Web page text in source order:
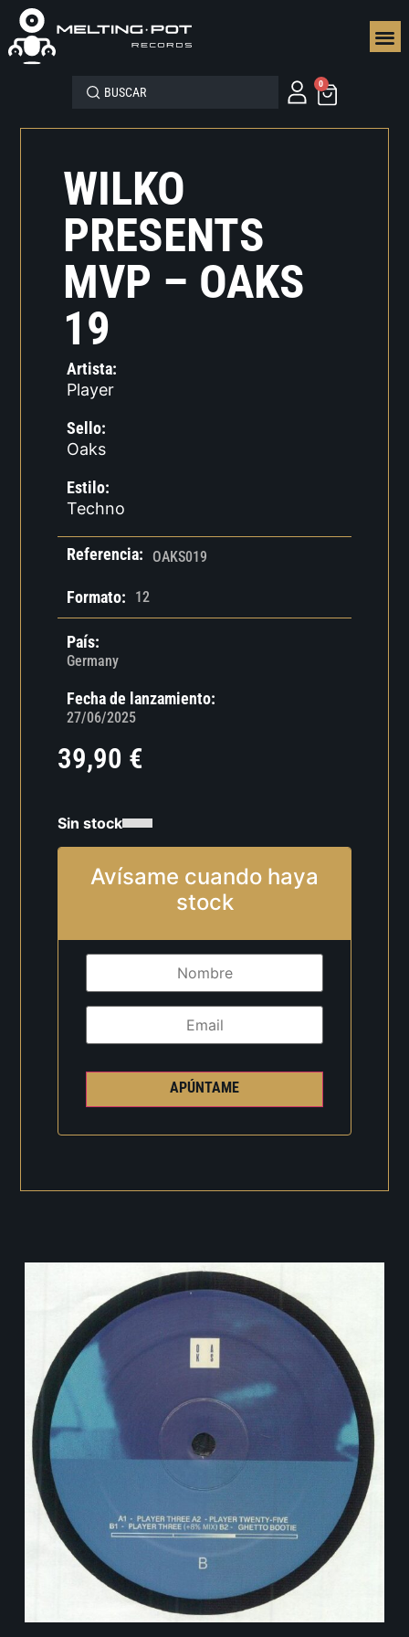
0
WILKO
PRESENTS
MVP – OAKS
19
Artista:
Player
Sello:
Oaks
Estilo:
Techno
Referencia: OAKS019
Formato: 12
País:
Germany
Fecha de lanzamiento:
27/06/2025
39,90 €
Sin stock
Avísame cuando haya
stock
APÚNTAME